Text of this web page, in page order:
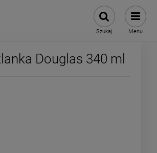
Szukaj Menu
Douglas 340 ml